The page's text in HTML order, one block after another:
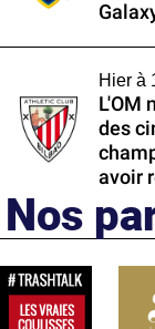
Hier à
L'OM
des
avoir
Nos